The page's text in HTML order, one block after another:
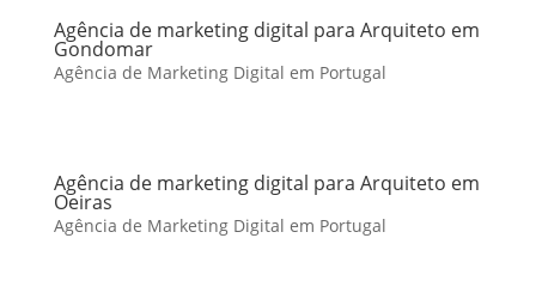
Agência de marketing digital para Arquiteto em
Gondomar
Agência de Marketing Digital em Portugal
Agência de marketing digital para Arquiteto em
Oeiras
Agência de Marketing Digital em Portugal